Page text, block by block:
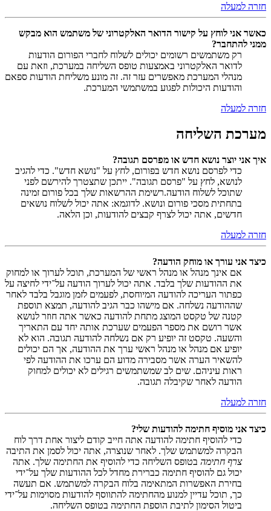
חזרה למעלה
כאשר אני לוחץ על קישור הדואר האלקטרוני של משתמש הוא מבקש
ממני להתחבר?
רק משתמשים רשומים יכולים לשלוח לחברי הפורום הודעות
לדואר האלקטרוני באמצעות טופס השליחה במערכת, וזאת עם
מנהלי המערכת מאפשרים עזר זה. זה מונע משליחת הודעות ספאם
והודעות היכולות לפגוע במשתמשי המערכת.
חזרה למעלה
מערכת השליחה
איך אני יוצר נושא חדש או מפרסם תגובה?
כדי לפרסם נושא חדש בפורום, לחץ על "נושא חדש". כדי להגיב
לנושא, לחץ על "פרסם תגובה". ייתכן שתצטרך להירשם לפני
שתוכל לשלוח הודעה.רשימת ההרשאות שלך בכל פורום זמינה
בתחתית מסכי פורום ונושא. לדוגמא: אתה יכול לשלוח נושאים
חדשים, אתה יכול לצרף קבצים להודעות, וכן הלאה.
חזרה למעלה
כיצד אני עורך או מוחק הודעה?
אם אינך מנהל או מנהל ראשי של המערכת, תוכל לערוך או למחוק
את ההודעות שלך בלבד. אתה יכול לערוך הודעה על־ידי לחיצה על
כפתור העריכה להודעה המיוחסת, לפעמים לזמן מוגבל בלבד לאחר
שההודעה נשלחה. אם מישהו כבר הגיב להודעה, תמצא תוספת
קטנה של טקסט המוצג מתחת להודעה כאשר אתה חוזר לנושא
אשר רושם את מספר הפעמים שערכת אותה יחד עם התאריך
והשעה. טקסט זה יופיע רק אם נשלחה להודעה תגובה. הוא לא
יופיע אם מנהל או מנהל ראשי ערך את ההודעה, אך הם יכולים
להשאיר הערה אשר מסבירה מדוע הם ערכו את ההודעה לפי
ראות עיניהם. שים לב שמשתמשים רגילים לא יכולים למחוק
הודעה לאחר שקיבלה תגובה.
חזרה למעלה
כיצד אני מוסיף חתימה להודעות שלי?
כדי להוסיף חתימה להודעה אתה חייב קודם ליצור אחת דרך לוח
הבקרה למשתמש שלך. לאחר שנוצרה, אתה יכול לסמן את התיבה
צרף חתימה בטופס השליחה כדי להוסיף את החתימה שלך. אתה
יכול גם להוסיף חתימה כברירת מחדל לכל ההודעות שלך על־ידי
בחירת האפשרות המתאימה בלוח הבקרה למשתמש. אם תעשה
כך, תוכל עדיין למנוע מהחתימה להתווסף להודעות מסוימות על־ידי
ביטול הסימון לתיבת הוספת החתימה בטופס השליחה.